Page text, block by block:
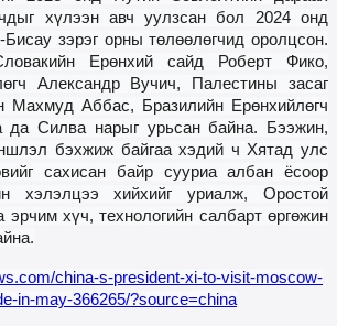
хүлээн авч уулзсан бол 2024 онд
зэрэг орны төлөөлөгчид оролцсон.
Ерөнхий сайд Роберт Фико,
Александр Вучич, Палестины засаг
Махмуд Аббас, Бразилийн Ерөнхийлөгч
Силва нарыг урьсан байна. Бээжин,
бэхжиж байгаа хэдий ч Хятад улс
сахисан байр сууриа албан ёсоор
хэлэлцээ хийхийг уриалж, Оростой
эрчим хүч, технологийн салбарт өргөжин
china-s-president-xi-to-visit-moscow-
in-may-366265/?source=china